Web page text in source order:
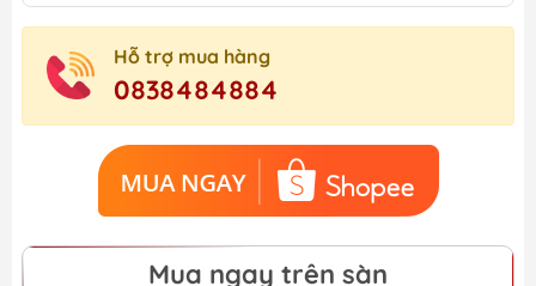
Hỗ trợ mua hàng
0838484884
Mua ngay trên sàn